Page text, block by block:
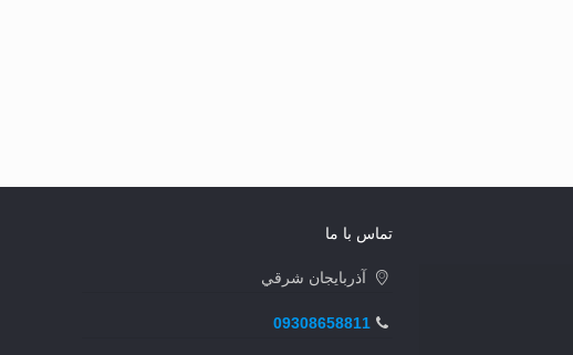
تماس با ما
آذربايجان شرقي
09308658811